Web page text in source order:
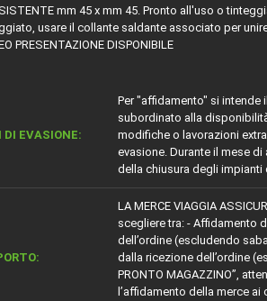
mm 45 x mm 45. Pronto all'uso o
usare il collante saldante associato per
PRESENTAZIONE DISPONIBILE
DI EVASIONE:
Per "affidamento" si intende
subordinato alla
modifiche o lavorazioni
evasione. Durante il mese
della chiusura degli
LA MERCE VIAGGIA
scegliere tra: - Affidamento
dell’ordine (escludendo
dalla ricezione dell’ordine
PRONTO MAGAZZINO”,
l’affidamento della merce